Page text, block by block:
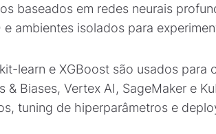
baseados em redes neurais
ambientes isolados para
learn e XGBoost são usados para
Biases, Vertex AI, SageMaker e
tuning de hiperparâmetros e